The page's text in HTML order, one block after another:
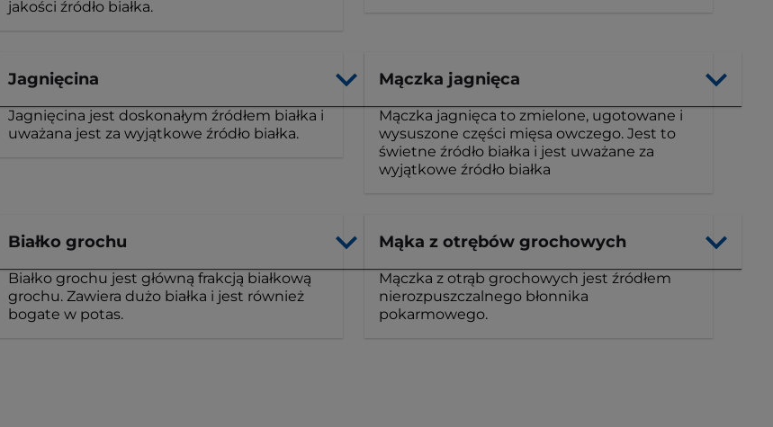
jakości źródło białka.
Jagnięcina
Jagnięcina jest doskonałym źródłem białka i
uważana jest za wyjątkowe źródło białka.
Mączka jagnięca
Mączka jagnięca to zmielone, ugotowane i
wysuszone części mięsa owczego. Jest to
świetne źródło białka i jest uważane za
wyjątkowe źródło białka
Białko grochu
Białko grochu jest główną frakcją białkową
grochu. Zawiera dużo białka i jest również
bogate w potas.
Mąka z otrębów grochowych
Mączka z otrąb grochowych jest źródłem
nierozpuszczalnego błonnika
pokarmowego.